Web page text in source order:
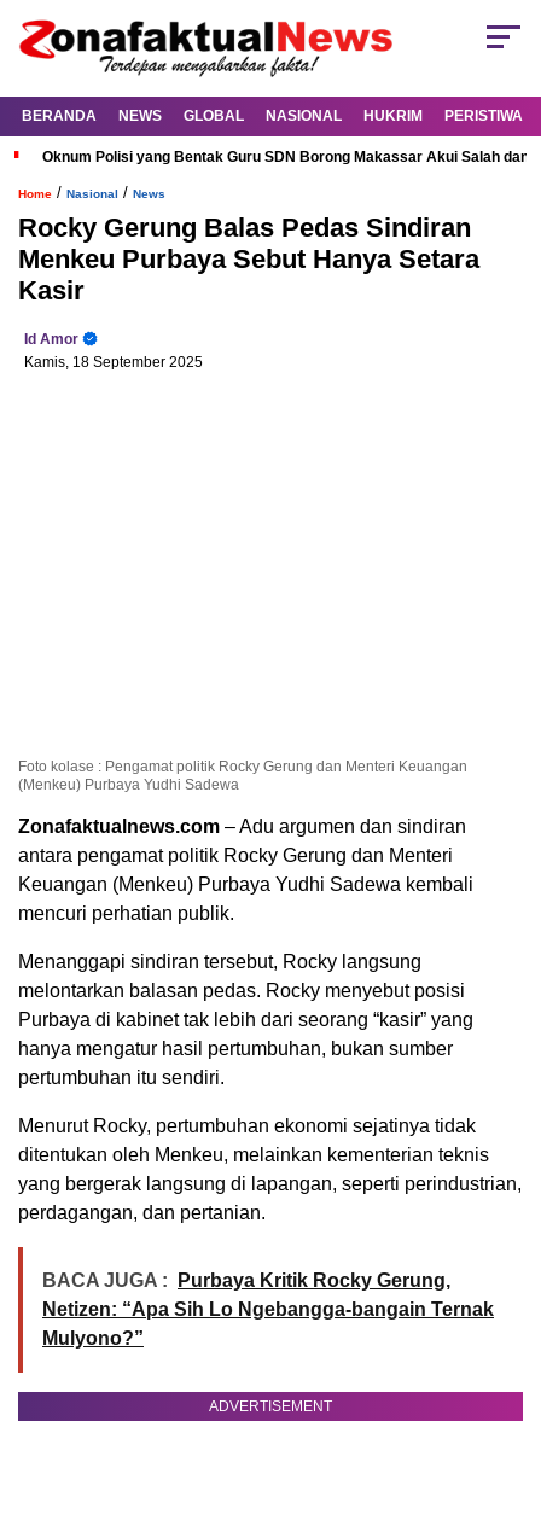
BERANDA NEWS GLOBAL NASIONAL HUKRIM PERISTIWA
Oknum Polisi yang Bentak Guru SDN Borong Makassar Akui Salah dan
Home / Nasional / News
Rocky Gerung Balas Pedas Sindiran
Menkeu Purbaya Sebut Hanya Setara
Kasir
Id Amor
Kamis, 18 September 2025
Foto kolase : Pengamat politik Rocky Gerung dan Menteri Keuangan
(Menkeu) Purbaya Yudhi Sadewa
Zonafaktualnews.com – Adu argumen dan sindiran
antara pengamat politik Rocky Gerung dan Menteri
Keuangan (Menkeu) Purbaya Yudhi Sadewa kembali
mencuri perhatian publik.
Menanggapi sindiran tersebut, Rocky langsung
melontarkan balasan pedas. Rocky menyebut posisi
Purbaya di kabinet tak lebih dari seorang “kasir” yang
hanya mengatur hasil pertumbuhan, bukan sumber
pertumbuhan itu sendiri.
Menurut Rocky, pertumbuhan ekonomi sejatinya tidak
ditentukan oleh Menkeu, melainkan kementerian teknis
yang bergerak langsung di lapangan, seperti perindustrian,
perdagangan, dan pertanian.
BACA JUGA :
Purbaya Kritik Rocky Gerung,
Netizen: “Apa Sih Lo Ngebangga-bangain Ternak
Mulyono?”
ADVERTISEMENT